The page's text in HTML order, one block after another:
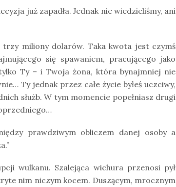
już zapadła. Jednak nie wiedzieliśmy, ani
trzy miliony dolarów. Taka kwota jest czymś
się spawaniem, pracującego jako
Ty – i Twoja żona, która bynajmniej nie
Ty jednak przez całe życie byłeś uczciwy,
służb. W tym momencie popełniasz drugi
prawdziwym obliczem danej osoby a
wulkanu. Szalejąca wichura przenosi pył
nim niczym kocem. Duszącym, mrocznym